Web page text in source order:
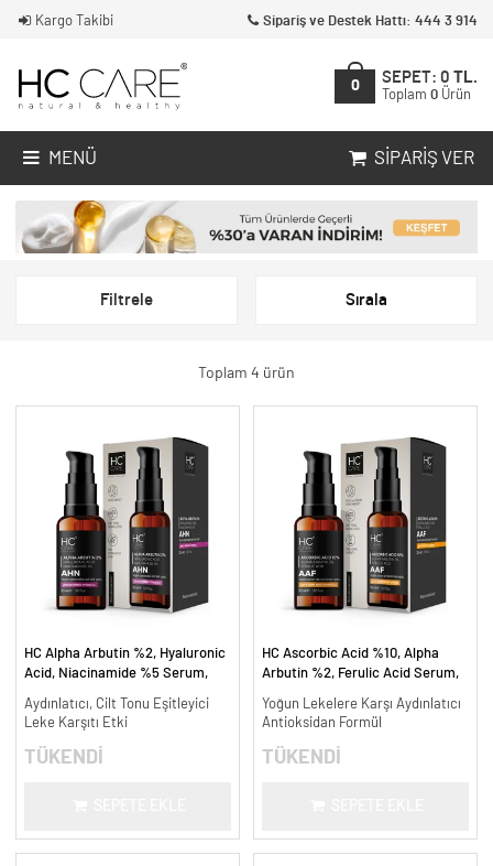
Kargo Takibi Sipariş ve Destek Hattı: 444 3 914
0
SEPET: 0 TL.
Toplam 0 Ürün
MENÜ SIPARIŞ VER
Filtrele Sırala
Toplam 4 ürün
HC Alpha Arbutin %2, Hyaluronic
Acid, Niacinamide %5 Serum,
ml.
Aydınlatıcı, Cilt Tonu Eşitleyici
Leke Karşıtı Etki
TÜKENDİ
HC Ascorbic Acid %10, Alpha
Arbutin %2, Ferulic Acid Serum,
ml.
Yoğun Lekelere Karşı Aydınlatıcı
Antioksidan Formül
TÜKENDİ